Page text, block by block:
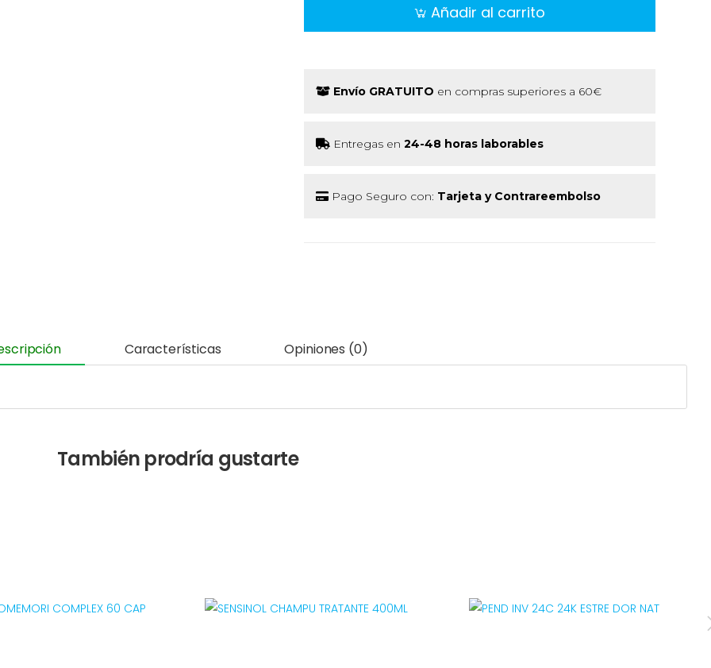
Añadir al carrito
Envío GRATUITO en compras superiores a 60€
Entregas en 24-48 horas laborables
Pago Seguro con: Tarjeta y Contrareembolso
Características Opiniones (0)
También prodría gustarte